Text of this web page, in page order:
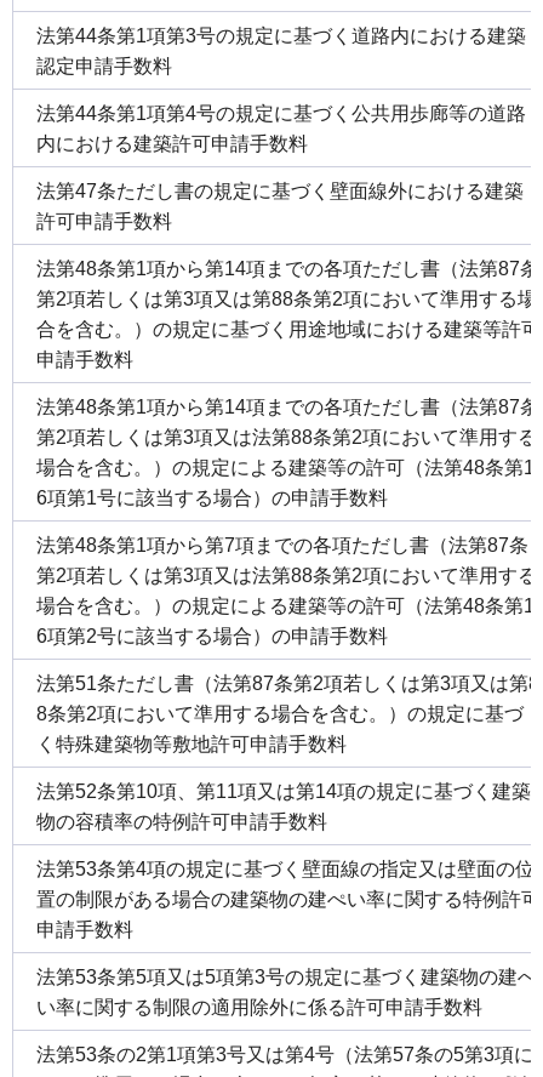
法第44条第1項第3号の規定に基づく道路内における建築
認定申請手数料
法第44条第1項第4号の規定に基づく公共用歩廊等の道路
内における建築許可申請手数料
法第47条ただし書の規定に基づく壁面線外における建築
許可申請手数料
法第48条第1項から第14項までの各項ただし書（法第87条
第2項若しくは第3項又は第88条第2項において準用する場
合を含む。）の規定に基づく用途地域における建築等許可
申請手数料
法第48条第1項から第14項までの各項ただし書（法第87条
第2項若しくは第3項又は法第88条第2項において準用する
場合を含む。）の規定による建築等の許可（法第48条第1
6項第1号に該当する場合）の申請手数料
法第48条第1項から第7項までの各項ただし書（法第87条
第2項若しくは第3項又は法第88条第2項において準用する
場合を含む。）の規定による建築等の許可（法第48条第1
6項第2号に該当する場合）の申請手数料
法第51条ただし書（法第87条第2項若しくは第3項又は第8
8条第2項において準用する場合を含む。）の規定に基づ
く特殊建築物等敷地許可申請手数料
法第52条第10項、第11項又は第14項の規定に基づく建築
物の容積率の特例許可申請手数料
法第53条第4項の規定に基づく壁面線の指定又は壁面の位
置の制限がある場合の建築物の建ぺい率に関する特例許可
申請手数料
法第53条第5項又は5項第3号の規定に基づく建築物の建ぺ
い率に関する制限の適用除外に係る許可申請手数料
法第53条の2第1項第3号又は第4号（法第57条の5第3項に